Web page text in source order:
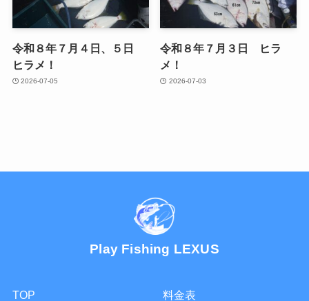
令和８年７月４日、５日
ヒラメ！
2026-07-05
令和８年７月３日 ヒラ
メ！
2026-07-03
Play Fishing LEXUS
TOP
料金表